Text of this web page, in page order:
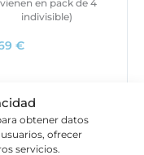
obtener datos
ofrecer
servicios.
en pack de 4
indivisible)
€